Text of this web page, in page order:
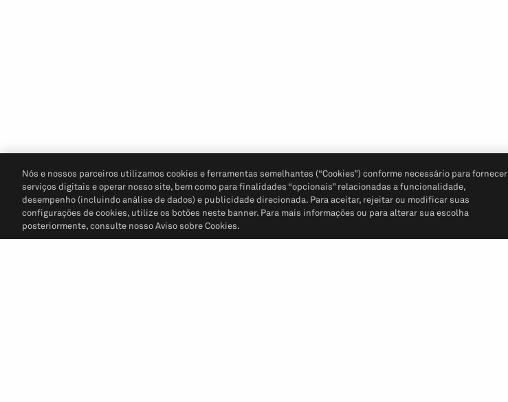
Nós e nossos parceiros utilizamos cookies e ferramentas semelhantes (“Cookies”) conforme necessário para fornecer
serviços digitais e operar nosso site, bem como para finalidades “opcionais” relacionadas a funcionalidade,
desempenho (incluindo análise de dados) e publicidade direcionada. Para aceitar, rejeitar ou modificar suas
configurações de cookies, utilize os botões neste banner. Para mais informações ou para alterar sua escolha
posteriormente, consulte nosso Aviso sobre Cookies.